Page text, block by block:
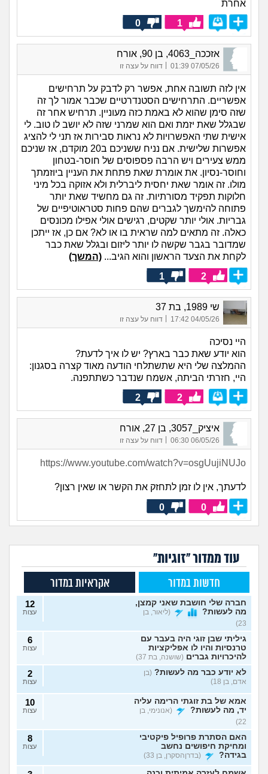
אחרת
1
0
אזככה_4063, בן 90, אורח
07/05/26 01:39
| דווח על עצה זו
אין לזה תשובה אחת, אפשר רק לדבק על תרחישים
אפשריים. התרחישים הסטנדרטיים שכבר אמור לך זה
שזה סימן שהוא לא באמת כזה מעוניין. תרחיש אחר זה
שבגלל שאת יזמת ואם הוא שמרני שזה לא יושב לו טוב. לי
אישית שתי האפשרויות לא נראות סבירות אז תני לי להציג
אפשרות שלישית. אם נניח ששניכם ב20 מוקדם, אז שניכם
ממש צעירים ויש הרבה פספוסים של חוסר-בטחון
וחוסר-נסיון. את אומרת שאת פתחת את העניין ביוזמתך
מולו. זה אומר שאת יחסית ליברלית ולא אזוקה בכל מיני
חלוקות תפקיד מסורתיות. זה גם מחשיד שאת יותר
פתוחה להימשך לגברים שהם פחות סטראוטיפיים של
גבריות. אולי יותר שקטים, רגישים אולי אפילו מכונסים
כאלה. זה מתאים למה שראית בו או לא? אם כן, אז ייתכן
שמדובר בגבר שקשה לו יותר ליזום ובגלל שאת כבר
לקחת את הצעד הראשון והוא הגיב... (המשך)
2
1
שי 1989, בת 37
04/05/26 17:42 דווח על עצה זו
היי נסיכה
הוא יודע שאת כבר בארץ? יש לו איך לדעת?
ההמלצה שלי היא שתשתלחי הודעה מאוד קצרה בסגנון:
היי, חזרתי הביתה, אשמח שנדבר כשתתפנה.
2
2
איציק_3057, בן 27, אורח
06/05/26 06:30 דווח על עצה זו
https://www.youtube.com/watch?v=osgUujiNUJo
לדעתך, אין לו זמן לתחזק את הקשר או שאין רצון?
0
0
עוד ממדור "זוגיות"
חדשות במדור אקראיות במדור
חברה שלי חושבת שאני קמצן,
מה לעשות?
(ליאור, בן
23)
12
עצות
גיליתי שבן זוגי היה בעבר עם
טרנסיות והיו לו אפליקציות
להיכרויות גברים (שושנה, בת 37)
6
עצות
לא יודע כבר מה לעשות? (בן
אדם, בן 18)
2
עצות
אמא של בת זוגתי הרימה עליה
יד, מה לעשות?
(אנונימי, בן
22)
10
עצות
האם הסתרת פרופיל פיקטיבי
ומחיקת חיפושים נחשב
בגידה?
(בדרןהסקרן, בן 33)
8
עצות